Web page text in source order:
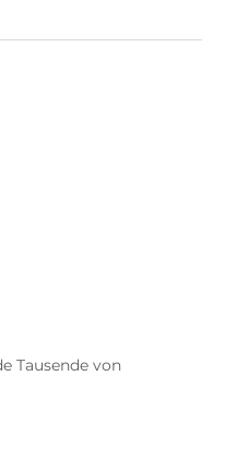
Tausende von